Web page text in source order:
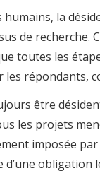
la
de recherche.
toutes les
répondants,
être
les projets
imposée par
d’une obligation